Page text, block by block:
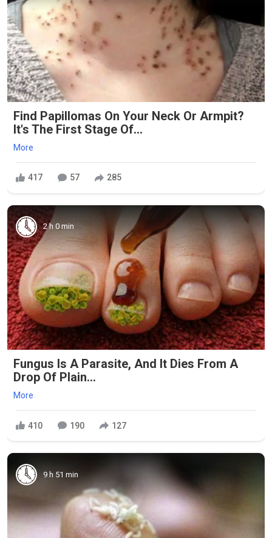
Find Papillomas On Your Neck Or Armpit?
It's The First Stage Of...
More
417 57 285
2 h 0 min
Fungus Is A Parasite, And It Dies From A
Drop Of Plain...
More
410 190 127
9 h 51 min